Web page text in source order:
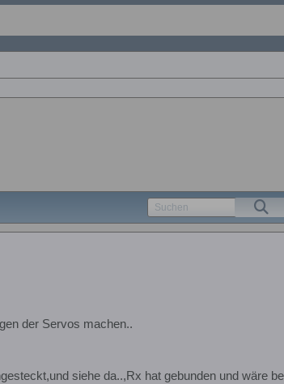
der Servos machen..
siehe da..,Rx hat gebunden und wäre